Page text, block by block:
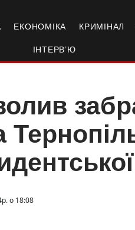
ЕКОНОМІКА КРИМІНАЛ
ІНТЕРВ’Ю
о 18:08